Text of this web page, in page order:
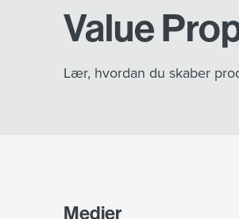
Value
Lær, hvordan du skaber
Medier